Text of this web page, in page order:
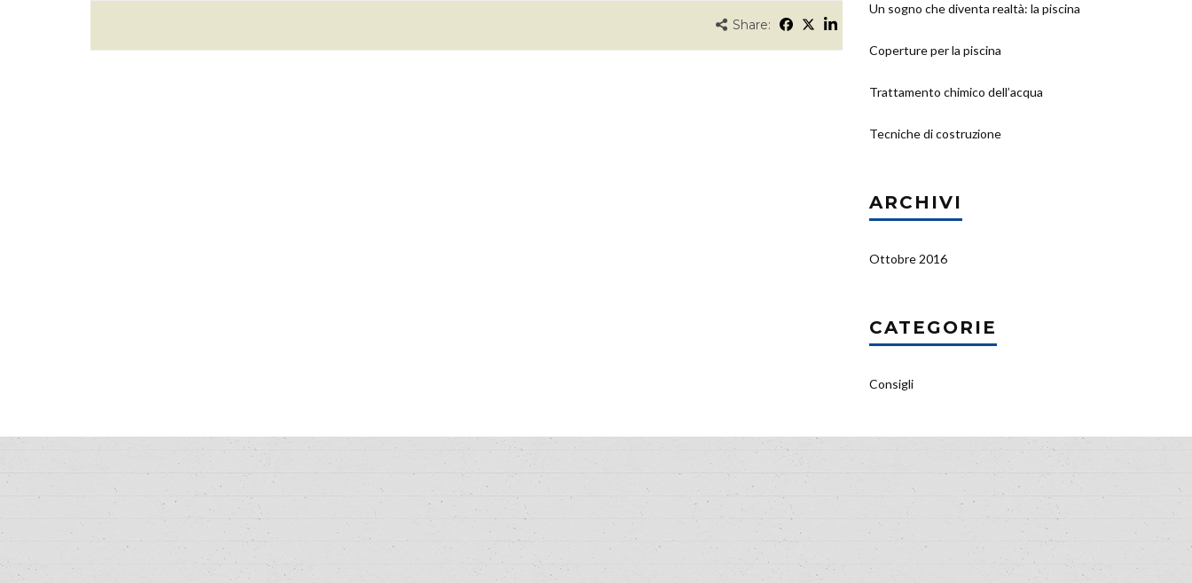
Share:
Un sogno che diventa realtà: la piscina
Coperture per la piscina
Trattamento chimico dell’acqua
Tecniche di costruzione
ARCHIVI
Ottobre 2016
CATEGORIE
Consigli